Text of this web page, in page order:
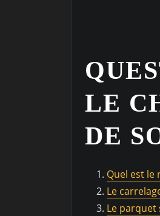
LE
DE
Quel est le
Le
Le parquet